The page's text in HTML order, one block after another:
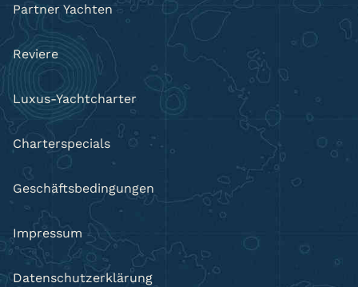
Partner Yachten
Reviere
Luxus-Yachtcharter
Charterspecials
Geschäftsbedingungen
Impressum
Datenschutzerklärung